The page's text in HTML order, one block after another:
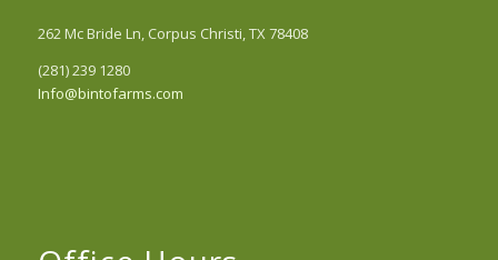
262 Mc Bride Ln, Corpus Christi, TX 78408
(281) 239 1280
Info@bintofarms.com